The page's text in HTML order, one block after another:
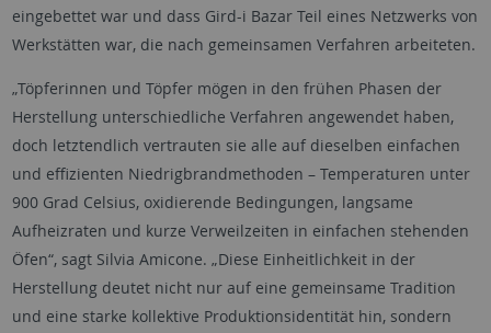
eingebettet war und dass Gird-i Bazar Teil eines Netzwerks von
Werkstätten war, die nach gemeinsamen Verfahren arbeiteten.
„Töpferinnen und Töpfer mögen in den frühen Phasen der
Herstellung unterschiedliche Verfahren angewendet haben,
doch letztendlich vertrauten sie alle auf dieselben einfachen
und effizienten Niedrigbrandmethoden – Temperaturen unter
900 Grad Celsius, oxidierende Bedingungen, langsame
Aufheizraten und kurze Verweilzeiten in einfachen stehenden
Öfen“, sagt Silvia Amicone. „Diese Einheitlichkeit in der
Herstellung deutet nicht nur auf eine gemeinsame Tradition
und eine starke kollektive Produktionsidentität hin, sondern